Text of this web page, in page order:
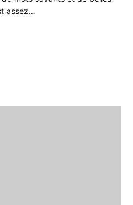
assez…